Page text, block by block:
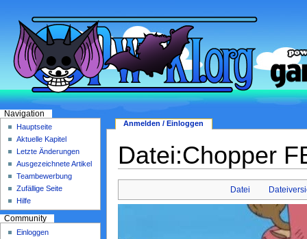
Datei:Chopper
Datei
Anmelden / Einloggen
Navigation
Hauptseite
Aktuelle Kapitel
Letzte Änderungen
Ausgezeichnete Artikel
Teambewerbung
Zufällige Seite
Hilfe
Community
Einloggen